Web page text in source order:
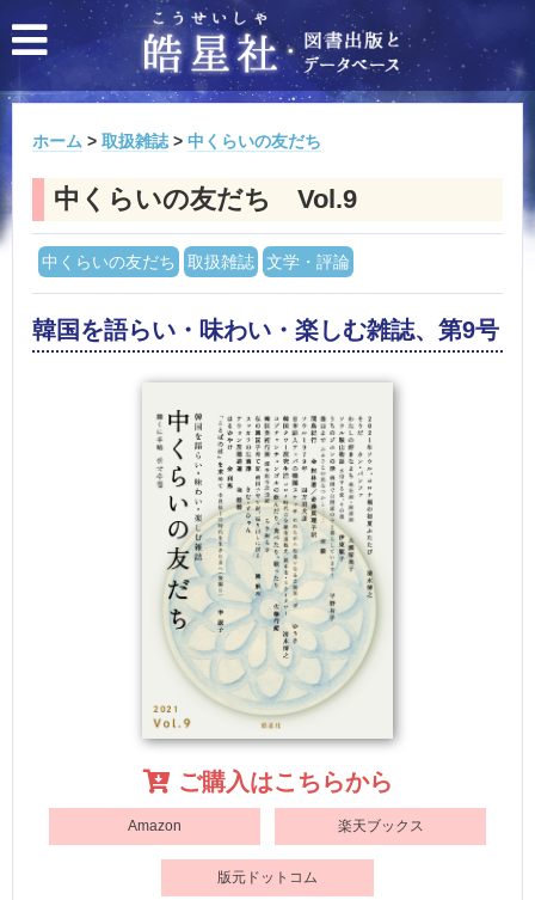
ホーム > 取扱雑誌 > 中くらいの友だち
中くらいの友だち Vol.9
中くらいの友だち 取扱雑誌 文学・評論
韓国を語らい・味わい・楽しむ雑誌、第9号
ご購入はこちらから
Amazon 楽天ブックス
版元ドットコム